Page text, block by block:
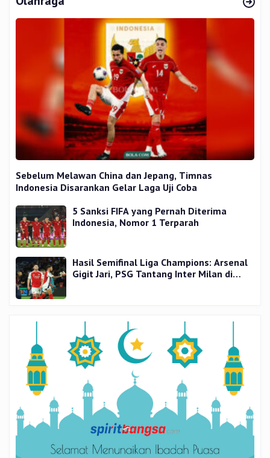
Sebelum Melawan China dan Jepang, Timnas
Indonesia Disarankan Gelar Laga Uji Coba
5 Sanksi FIFA yang Pernah Diterima
Indonesia, Nomor 1 Terparah
Hasil Semifinal Liga Champions: Arsenal
Gigit Jari, PSG Tantang Inter Milan di